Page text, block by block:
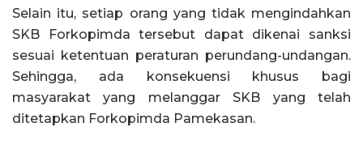
Selain itu, setiap orang yang tidak mengindahkan
SKB Forkopimda tersebut dapat dikenai sanksi
sesuai ketentuan peraturan perundang-undangan.
Sehingga, ada konsekuensi khusus bagi
masyarakat yang melanggar SKB yang telah
ditetapkan Forkopimda Pamekasan.